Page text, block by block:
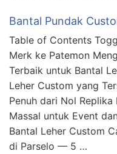
Bantal Pundak
Table of Contents
Merk ke Patemon
Terbaik untuk Bantal
Leher Custom yang
Penuh dari Nol
Massal untuk Event
Bantal Leher Custom
di Parselo — 5 …